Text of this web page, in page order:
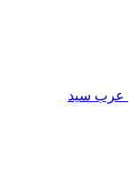
عرب سيد